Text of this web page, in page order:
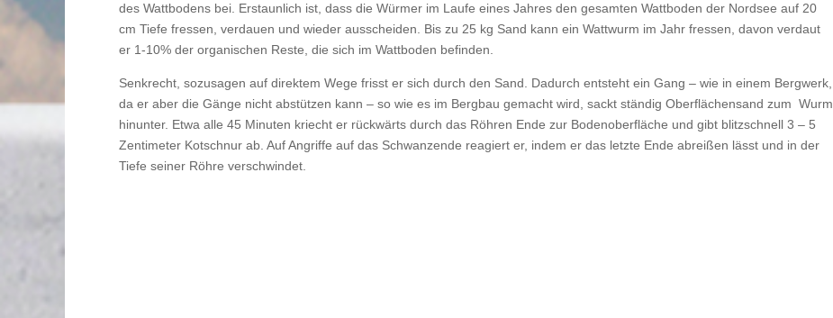
des Wattbodens bei. Erstaunlich ist, dass die Würmer im Laufe eines Jahres den gesamten Wattboden der Nordsee auf 20
cm Tiefe fressen, verdauen und wieder ausscheiden. Bis zu 25 kg Sand kann ein Wattwurm im Jahr fressen, davon verdaut
er 1-10% der organischen Reste, die sich im Wattboden befinden.
Senkrecht, sozusagen auf direktem Wege frisst er sich durch den Sand. Dadurch entsteht ein Gang – wie in einem Bergwerk,
da er aber die Gänge nicht abstützen kann – so wie es im Bergbau gemacht wird, sackt ständig Oberflächensand zum Wurm
hinunter. Etwa alle 45 Minuten kriecht er rückwärts durch das Röhren Ende zur Bodenoberfläche und gibt blitzschnell 3 – 5
Zentimeter Kotschnur ab. Auf Angriffe auf das Schwanzende reagiert er, indem er das letzte Ende abreißen lässt und in der
Tiefe seiner Röhre verschwindet.